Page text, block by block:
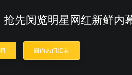
先阅览明星网红新鲜内
圈内热门汇总